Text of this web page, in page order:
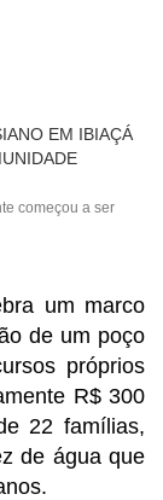
começou a ser
um marco
de um poço
próprios
R$ 300
22 famílias,
de água que